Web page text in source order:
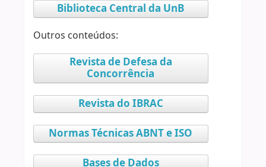
Biblioteca Central da UnB
Outros conteúdos:
Revista de Defesa da
Concorrência
Revista do IBRAC
Normas Técnicas ABNT e ISO
Bases de Dados